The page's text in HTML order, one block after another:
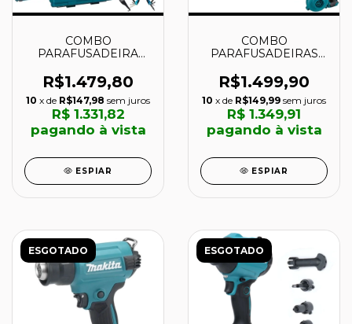
COMBO
PARAFUSADEIRA
DHP482SY +
ASPIRADOR DCL180
+ ACESSORIOS -
MAKITA
R$1.479,80
10 x de R$147,98 sem juros
R$ 1.331,82
pagando à vista
ESPIAR
COMBO
PARAFUSADEIRAS
UB101 E ACESSORIOS
- MAKITA
R$1.499,90
10 x de R$149,99 sem juros
R$ 1.349,91
pagando à vista
ESPIAR
ESGOTADO ESGOTADO